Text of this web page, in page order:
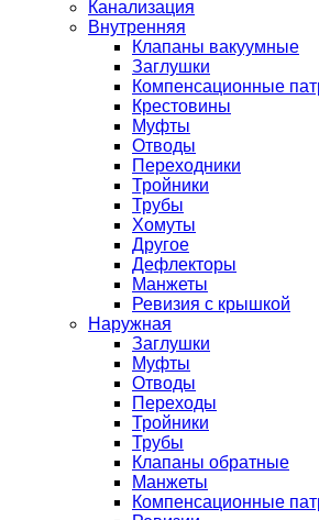
Канализация
Внутренняя
Клапаны вакуумные
Заглушки
Компенсационные
Крестовины
Муфты
Отводы
Переходники
Тройники
Трубы
Хомуты
Другое
Дефлекторы
Манжеты
Ревизия с крышкой
Наружная
Заглушки
Муфты
Отводы
Переходы
Тройники
Трубы
Клапаны обратные
Манжеты
Компенсационные